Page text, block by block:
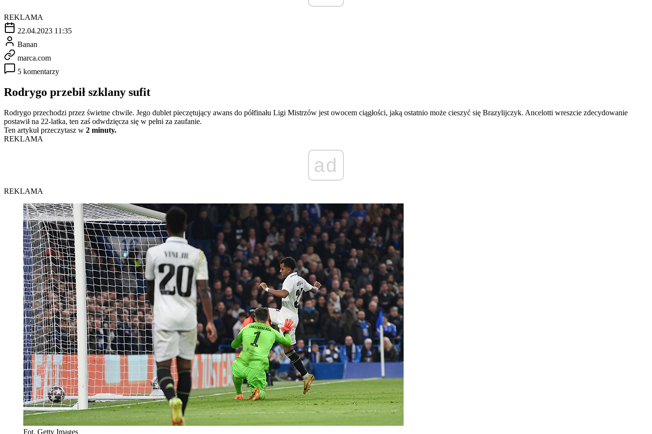
REKLAMA
22.04.2023 11:35
Banan
marca.com
5 komentarzy
Rodrygo przebił szklany sufit
Rodrygo przechodzi przez świetne chwile. Jego dublet pieczętujący awans do półfinału Ligi Mistrzów jest owocem ciągłości, jaką ostatnio może cieszyć się Brazylijczyk. Ancelotti wreszcie zdecydowanie
postawił na 22-latka, ten zaś odwdzięcza się w pełni za zaufanie.
Ten artykuł przeczytasz w 2 minuty.
REKLAMA
ad
REKLAMA
Fot. Getty Images